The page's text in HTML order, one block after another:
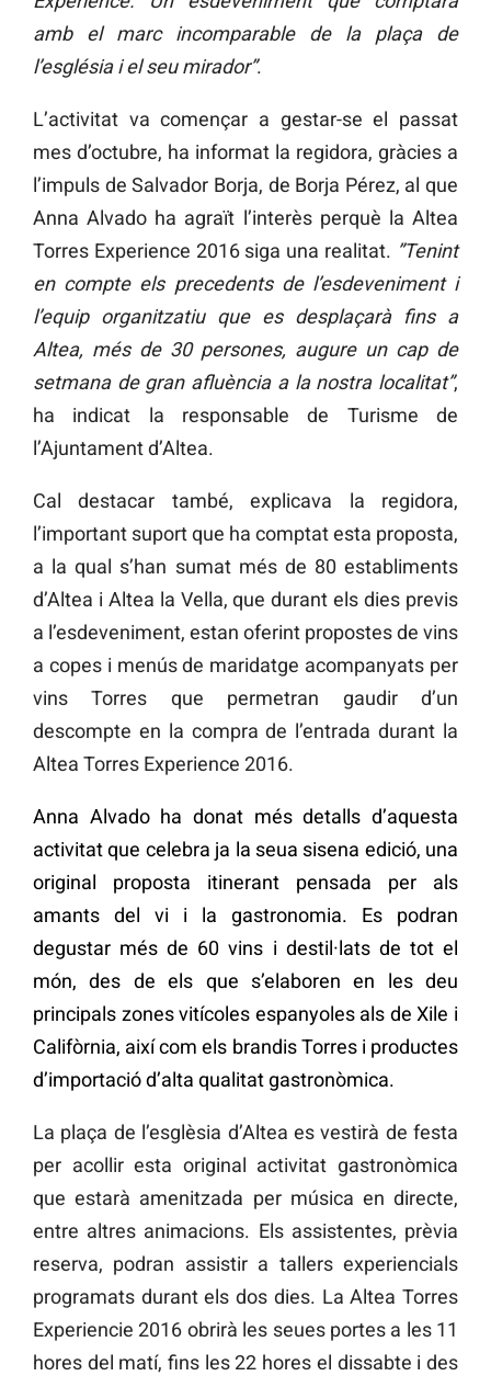
amb el marc incomparable de la plaça de
l’església i el seu mirador”.
L’activitat va començar a gestar-se el passat
mes d’octubre, ha informat la regidora, gràcies a
l’impuls de Salvador Borja, de Borja Pérez, al que
Anna Alvado ha agraït l’interès perquè la Altea
Torres Experience 2016 siga una realitat. ”Tenint
en compte els precedents de l’esdeveniment i
l’equip organitzatiu que es desplaçarà fins a
Altea, més de 30 persones, augure un cap de
setmana de gran afluència a la nostra localitat”,
ha indicat la responsable de Turisme de
l’Ajuntament d’Altea.
Cal destacar també, explicava la regidora,
l’important suport que ha comptat esta proposta,
a la qual s’han sumat més de 80 establiments
d’Altea i Altea la Vella, que durant els dies previs
a l’esdeveniment, estan oferint propostes de vins
a copes i menús de maridatge acompanyats per
vins Torres que permetran gaudir d’un
descompte en la compra de l’entrada durant la
Altea Torres Experience 2016.
Anna Alvado ha donat més detalls d’aquesta
activitat que celebra ja la seua sisena edició, una
original proposta itinerant pensada per als
amants del vi i la gastronomia. Es podran
degustar més de 60 vins i destil·lats de tot el
món, des de els que s’elaboren en les deu
principals zones vitícoles espanyoles als de Xile i
Califòrnia, així com els brandis Torres i productes
d’importació d’alta qualitat gastronòmica.
La plaça de l’esglèsia d’Altea es vestirà de festa
per acollir esta original activitat gastronòmica
que estarà amenitzada per música en directe,
entre altres animacions. Els assistentes, prèvia
reserva, podran assistir a tallers experiencials
programats durant els dos dies. La Altea Torres
Experiencie 2016 obrirà les seues portes a les 11
hores del matí, fins les 22 hores el dissabte i des